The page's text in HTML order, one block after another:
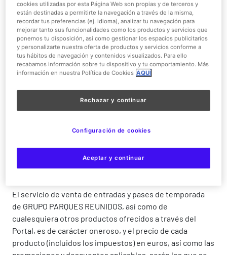
1. INFORMACIÓN PREVIA A LA
CONTRATACIÓN
Estas Condiciones Generales de Contratación tienen por
objeto regular las condiciones generales de prestación
de los servicios ofrecidos por GRUPO PARQUES
REUNIDOS a través del Portal y, en particular, de los
servicios que GRUPO PARQUES REUNIDOS presta
actualmente y que son objeto de contratación con los
entradas y pases de temporada de los parques de ocio
gestionados por GRUPO PARQUES REUNIDOS así como,
en su caso, de otros productos ofrecidos a través del
El servicio de venta de entradas y pases de temporada
de GRUPO PARQUES REUNIDOS, así como de
cualesquiera otros productos ofrecidos a través del
Portal, es de carácter oneroso, y el precio de cada
producto (incluidos los impuestos) en euros, así como las
cookies utilizadas por esta Página Web son propias y de terceros y
están destinadas a permitirte la navegación a través de la misma,
recordar tus preferencias (ej. idioma), analizar tu navegación para
mejorar tanto sus funcionalidades como los productos y servicios que
ponemos tu disposición, así como gestionar los espacios publicitarios
y personalizarte nuestra oferta de productos y servicios conforme a
tus hábitos de navegación y contenidos visualizados. Para ello
recabamos información sobre tu dispositivo y tu comportamiento. Más
información en nuestra Política de Cookies AQUÍ
Rechazar y continuar
Aceptar y continuar
Configuración de cookies